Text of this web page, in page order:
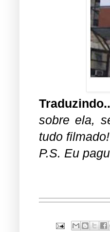
Traduzindo..
sobre ela,
tudo
P.S. Eu